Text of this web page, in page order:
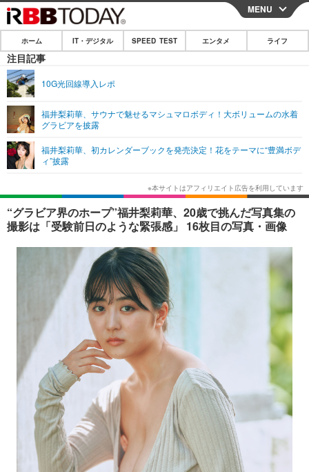
CLOSE
ホーム
IT・デジタル
ネタ
ショッピング その他
SPEED TEST
エンタメ
エンタメTOP
韓国・芸能
音楽 スポーツ
ショッピング
ライフ
ライフTOP グルメ
ペット ショッピング
その他
リリース一覧
プッシュ通知の停止方法
MENU
ホーム IT・デジタル SPEED TEST エンタメ ライフ
注目記事
10G光回線導入レポ
福井梨莉華、サウナで魅せるマシュマロボディ！大ボリュームの水着
グラビアを披露
福井梨莉華、初カレンダーブックを発売決定！花をテーマに“豊満ボデ
ィ”披露
“グラビア界のホープ”福井梨莉華、20歳で挑んだ写真集の
撮影は「受験前日のような緊張感」 16枚目の写真・画像